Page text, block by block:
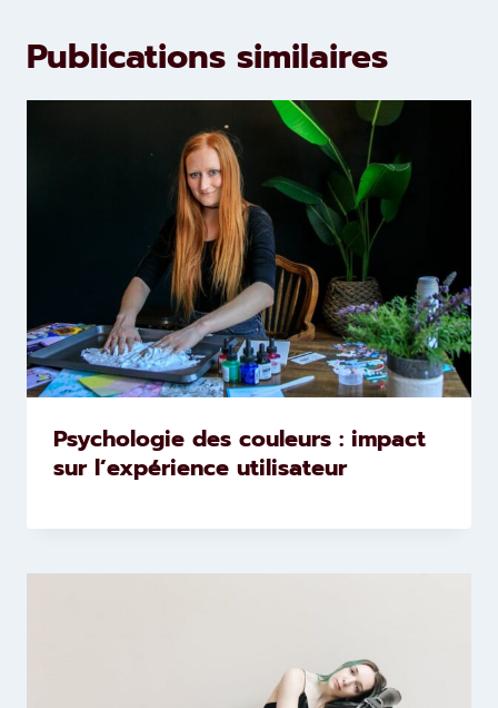
Publications similaires
Psychologie des couleurs : impact
sur l’expérience utilisateur